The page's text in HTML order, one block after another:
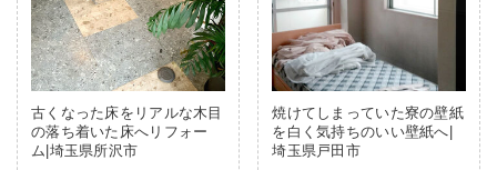
古くなった床をリアルな木目
の落ち着いた床へリフォー
ム|埼玉県所沢市
焼けてしまっていた寮の壁紙
を白く気持ちのいい壁紙へ|
埼玉県戸田市